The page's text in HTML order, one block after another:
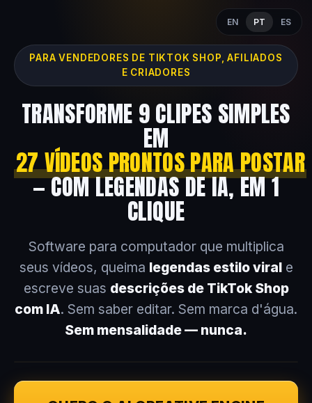
EN PT ES
PARA VENDEDORES DE TIKTOK SHOP, AFILIADOS
E CRIADORES
TRANSFORME 9 CLIPES SIMPLES
EM
27 VÍDEOS PRONTOS PARA POSTAR
— COM LEGENDAS DE IA, EM 1
CLIQUE
Software para computador que multiplica
seus vídeos, queima legendas estilo virale
escreve suas descrições de TikTok Shop
com IA. Sem saber editar. Sem marca d'água.
Sem mensalidade — nunca.